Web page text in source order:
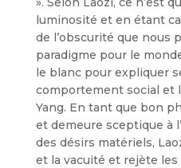
luminosité et en étant
de l’obscurité que nous
paradigme pour le
le blanc pour expliquer
comportement social et
Yang. En tant que bon
et demeure sceptique à
des désirs matériels,
et la vacuité et rejète